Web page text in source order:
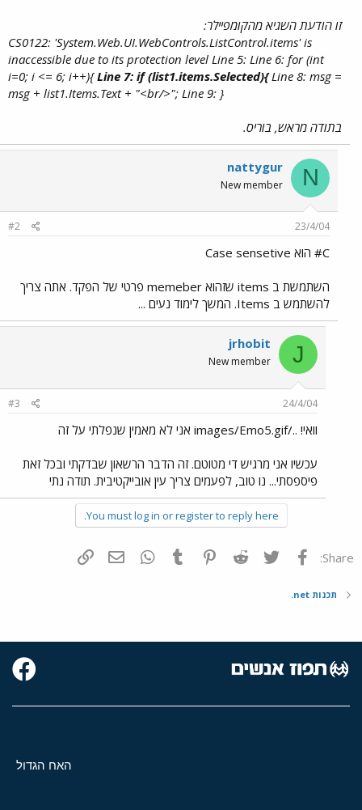
זו הודעת השגיא מהקומפיילר:
CS0122: 'System.Web.UI.WebControls.ListControl.items' is
inaccessible due to its protection level Line 5: Line 6: for (int
i=0; i <= 6; i++){Line 7: if (list1.items.Selected){Line 8: msg =
msg + list1.Items.Text + "<br/>"; Line 9: }
בתודה מראש, בוריס.
N
nattygur
New member
23/4/04
#2
C# הוא Case sensetive
השתמשת ב items שזהוא memeber פרטי של הפקד. אתה צריך
להשתמש ב Items. המשך לימוד נעים ...
J
jrhobit
New member
24/4/04
#3
וואי! ../images/Emo5.gif אני לא מאמין שנפלתי על זה
עכשיו אני מרגיש די מטוטם. זה הדבר הרשאון שבדקתי ובכל זאת
פיספסתי... נו טוב, לפעמים צריך עין אובייקטיבית. תודה נתי
You must log in or register to reply here.
Share: פייסבוק Twitter
Reddit
Pinterest
Tumblr
WhatsAppדואר אלקטרוני
תכנות net.
האח הגדול